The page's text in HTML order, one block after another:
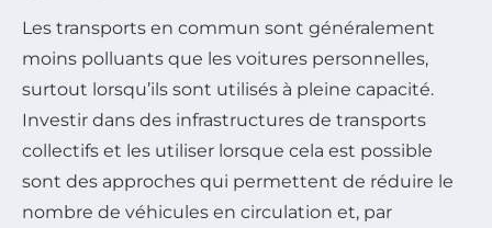
Les transports en commun sont généralement
moins polluants que les voitures personnelles,
surtout lorsqu’ils sont utilisés à pleine capacité.
Investir dans des infrastructures de transports
collectifs et les utiliser lorsque cela est possible
sont des approches qui permettent de réduire le
nombre de véhicules en circulation et, par